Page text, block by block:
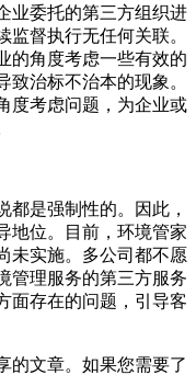
委托的第三方组织进
督执行无任何关联。
的角度考虑一些有效的
治标不治本的现象。
度考虑问题，为企业或
是强制性的。因此，
地位。目前，环境管家
未实施。多公司都不愿
管理服务的第三方服务
面存在的问题，引导客
文章。如果您需要了